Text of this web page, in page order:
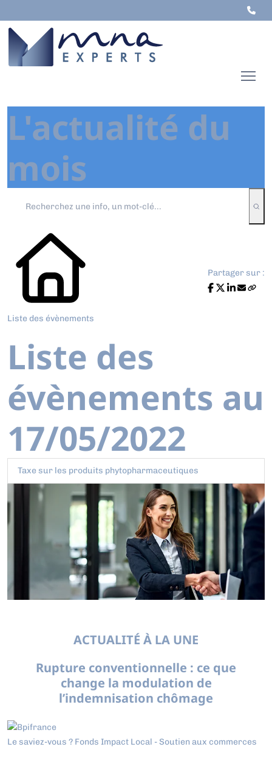
L'actualité du
mois
Liste des évènements
Partager sur :
Liste des
évènements au
17/05/2022
Taxe sur les produits phytopharmaceutiques
ACTUALITÉ À LA UNE
Rupture conventionnelle : ce que
change la modulation de
l’indemnisation chômage
Le saviez-vous ? Fonds Impact Local - Soutien aux commerces